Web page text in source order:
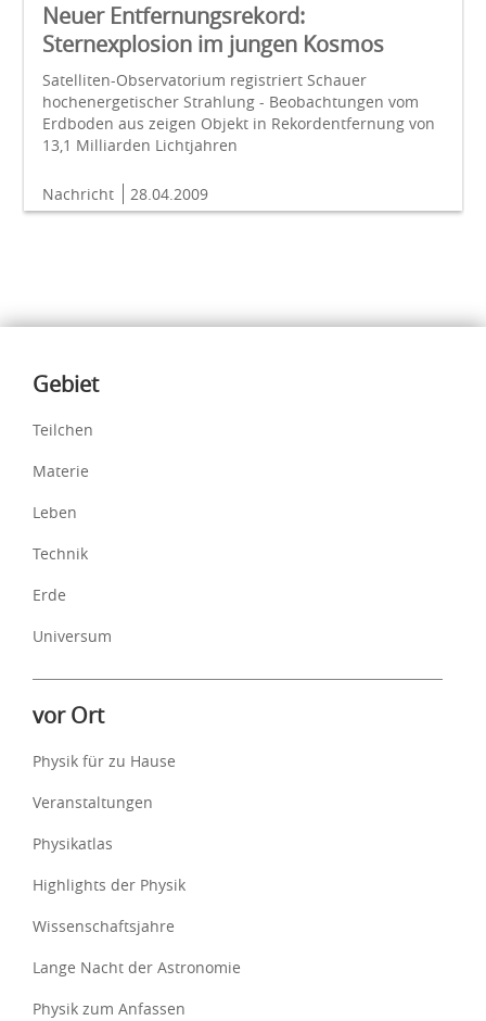
Neuer Entfernungsrekord:
Sternexplosion im jungen Kosmos
Satelliten-Observatorium registriert Schauer
hochenergetischer Strahlung - Beobachtungen vom
Erdboden aus zeigen Objekt in Rekordentfernung von
13,1 Milliarden Lichtjahren
Nachricht 28.04.2009
Inhalte
Gebiet
Teilchen
Materie
Leben
Technik
Erde
Universum
vor Ort
Physik für zu Hause
Veranstaltungen
Physikatlas
Highlights der Physik
Wissenschaftsjahre
Lange Nacht der Astronomie
Physik zum Anfassen